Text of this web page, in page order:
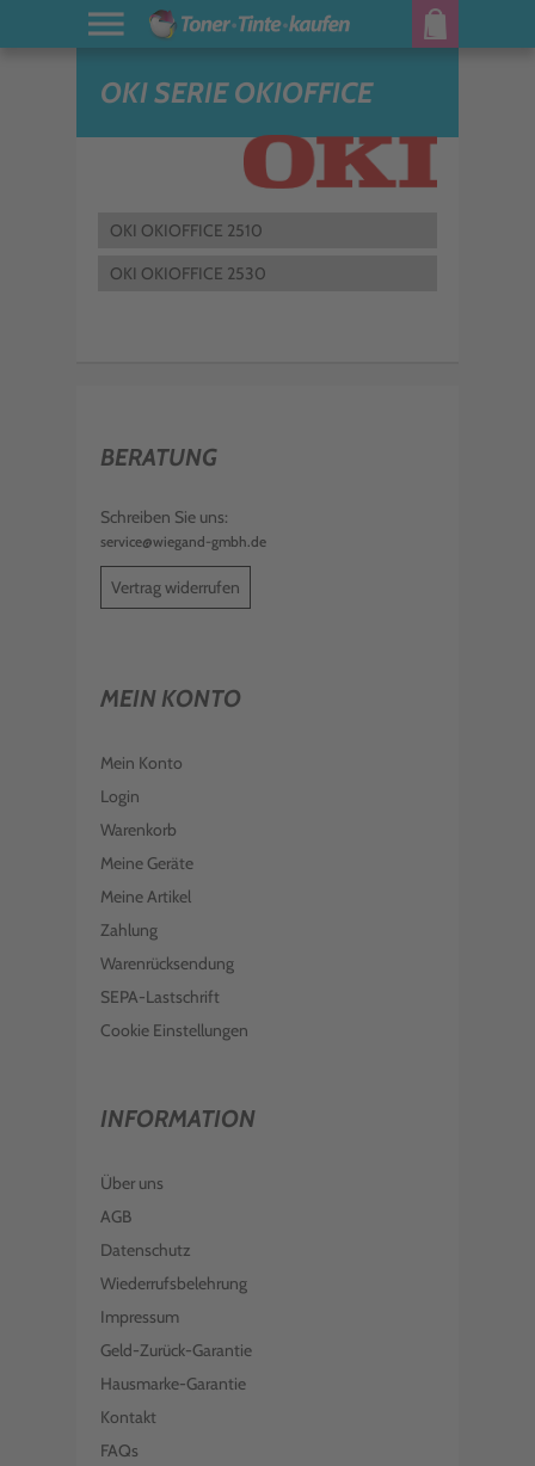
OKI SERIE OKIOFFICE
OKI OKIOFFICE 2510
OKI OKIOFFICE 2530
BERATUNG
Schreiben Sie uns:
service@wiegand-gmbh.de
Vertrag widerrufen
MEIN KONTO
Mein Konto
Login
Warenkorb
Meine Geräte
Meine Artikel
Zahlung
Warenrücksendung
SEPA-Lastschrift
Cookie Einstellungen
INFORMATION
Über uns
AGB
Datenschutz
Wiederrufsbelehrung
Impressum
Geld-Zurück-Garantie
Hausmarke-Garantie
Kontakt
FAQs